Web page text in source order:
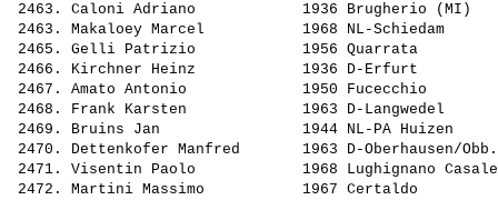
2463. Caloni Adriano
1936 Brugherio (MI)
2463. Makaloey Marcel
1968 NL-Schiedam
2465. Gelli Patrizio
1956 Quarrata
2466. Kirchner Heinz
1936 D-Erfurt
2467. Amato Antonio
1950 Fucecchio
2468. Frank Karsten
1963 D-Langwedel
2469. Bruins Jan
1944 NL-PA Huizen
2470. Dettenkofer Manfred
1963 D-
2471. Visentin Paolo
1968 Lughignano
2472. Martini Massimo
1967 Certaldo